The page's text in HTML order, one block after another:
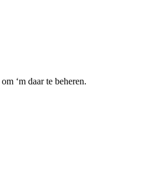
om ‘m daar te beheren.